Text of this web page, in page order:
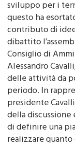
sviluppo per i
questo ha
contributo di
dibattito
Consiglio di
Alessandro
delle attività da
periodo. In
presidente
della
di definire una
realizzare